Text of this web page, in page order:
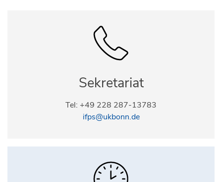
Sekretariat
Tel: +49 228 287-13783
ifps@ukbonn.de